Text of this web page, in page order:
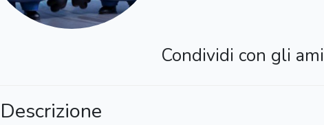
Condividi con gli
Descrizione